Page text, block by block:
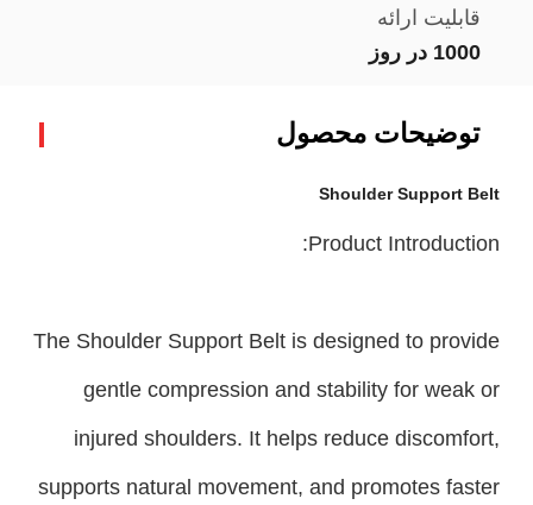
قابلیت ارائه
1000 در روز
توضیحات محصول
Shoulder Support Belt
Product Introduction:
The Shoulder Support Belt is designed to provide
gentle compression and stability for weak or
injured shoulders. It helps reduce discomfort,
supports natural movement, and promotes faster